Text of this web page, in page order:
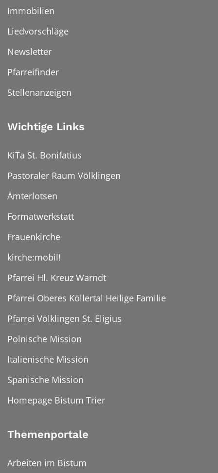
Immobilien
Liedvorschläge
Newsletter
Pfarreifinder
Stellenanzeigen
Wichtige Links
KiTa St. Bonifatius
Pastoraler Raum Völklingen
Ämterlotsen
Formatwerkstatt
Frauenkirche
kirche:mobil!
Pfarrei Hl. Kreuz Warndt
Pfarrei Oberes Köllertal Heilige Familie
Pfarrei Völklingen St. Eligius
Polnische Mission
Italienische Mission
Spanische Mission
Homepage Bistum Trier
Themenportale
Arbeiten im Bistum